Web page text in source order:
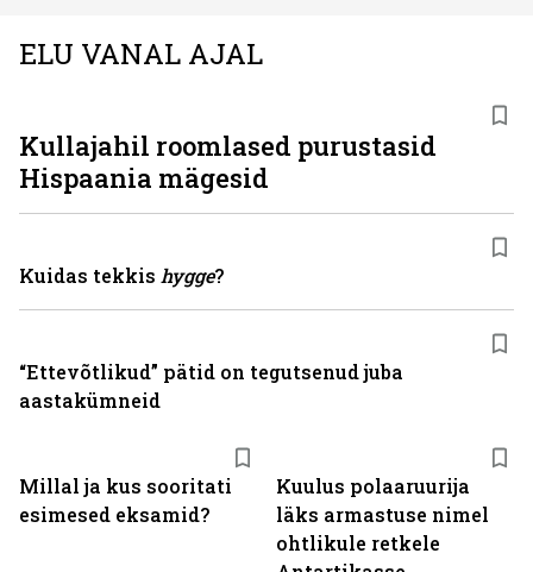
ELU VANAL AJAL
Millal ja kus sooritati
esimesed eksamid?
Kuulus polaaruurija
läks armastuse nimel
ohtlikule retkele
Kullajahil roomlased purustasid
Hispaania mägesid
Kuidas tekkis hygge?
“Ettevõtlikud” pätid on tegutsenud juba
aastakümneid